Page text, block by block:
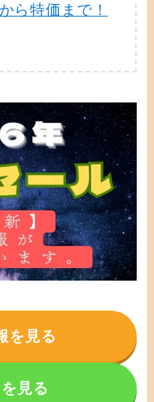
ら特価まで！
を見る
見る